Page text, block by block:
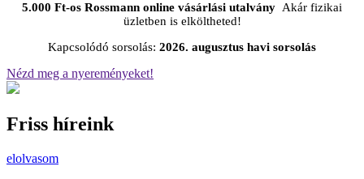
5.000 Ft-os Rossmann online vásárlási utalvány Akár fizikai
üzletben is elköltheted!
Kapcsolódó sorsolás: 2026. augusztus havi sorsolás
Nézd meg a nyereményeket!
Friss híreink
elolvasom